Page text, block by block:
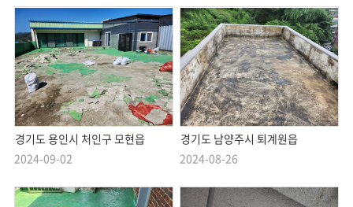
경기도 용인시 처인구 모현읍
2024-09-02
경기도 남양주시 퇴계원읍
2024-08-26